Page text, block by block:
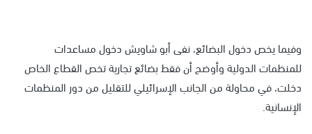
وفيما يخص دخول البضائع، نفى أبو شاويش دخول مساعدات
للمنظمات الدولية وأوضح أن فقط بضائع تجارية تخص القطاع الخاص
دخلت، في محاولة من الجانب الإسرائيلي للتقليل من دور المنظمات
الإنسانية.